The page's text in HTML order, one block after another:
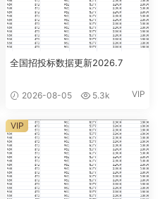
全国招投标数据更新2026.7
2026-08-05 5.3k VIP
VIP